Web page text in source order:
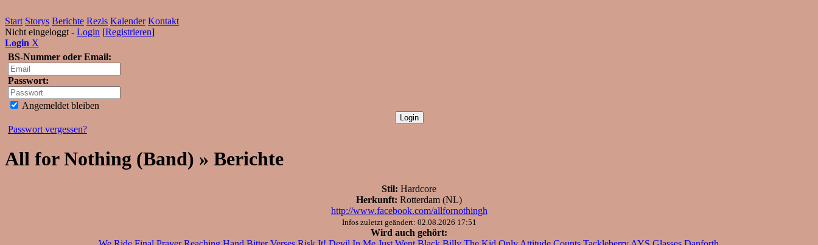
Start Storys Berichte Rezis Kalender Kontakt
Nicht eingeloggt - Login [Registrieren]
Login X
BS-Nummer oder Email:
Passwort:
Angemeldet bleiben
Passwort vergessen?
All for Nothing (Band) » Berichte
Stil: Hardcore
Herkunft: Rotterdam (NL)
http://www.facebook.com/allfornothingh
Infos zuletzt geändert: 02.08.2026 17:51
Wird auch gehört: